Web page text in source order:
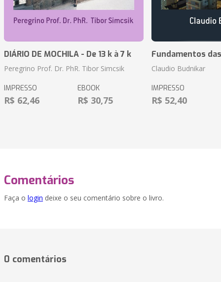
DIÁRIO DE MOCHILA - De 13 k à 7 k
Peregrino Prof. Dr. PhR. Tibor Simcsik
IMPRESSO
R$ 62,46
EBOOK
R$ 30,75
Fundamentos
Claudio Budnikar
IMPRESSO
R$ 52,40
Comentários
Faça o login deixe o seu comentário sobre o livro.
0 comentários